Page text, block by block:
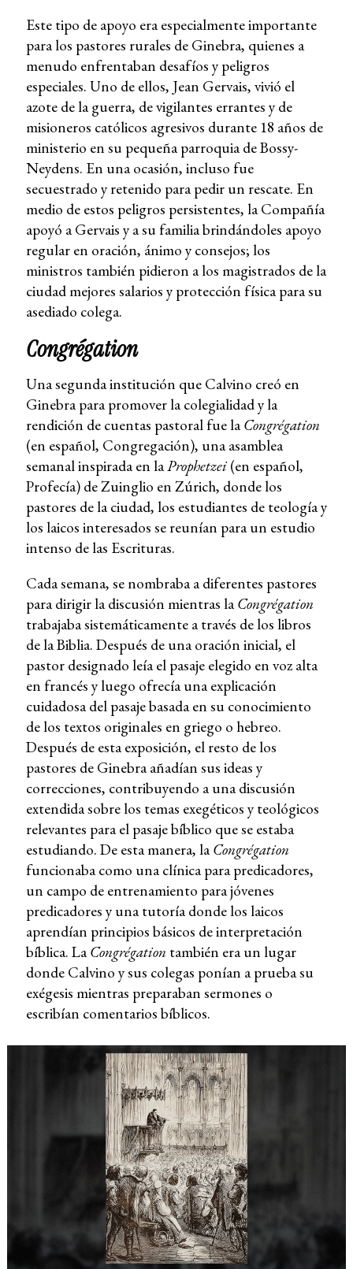
Este tipo de apoyo era especialmente importante
para los pastores rurales de Ginebra, quienes a
menudo enfrentaban desafíos y peligros
especiales. Uno de ellos, Jean Gervais, vivió el
azote de la guerra, de vigilantes errantes y de
misioneros católicos agresivos durante 18 años de
ministerio en su pequeña parroquia de Bossy-
Neydens. En una ocasión, incluso fue
secuestrado y retenido para pedir un rescate. En
medio de estos peligros persistentes, la Compañía
apoyó a Gervais y a su familia brindándoles apoyo
regular en oración, ánimo y consejos; los
ministros también pidieron a los magistrados de la
ciudad mejores salarios y protección física para su
asediado colega.
Congrégation
Una segunda institución que Calvino creó en
Ginebra para promover la colegialidad y la
rendición de cuentas pastoral fue la Congrégation
(en español, Congregación), una asamblea
semanal inspirada en laProphetzei(en español,
Profecía) de Zuinglio en Zúrich, donde los
pastores de la ciudad, los estudiantes de teología y
los laicos interesados se reunían para un estudio
intenso de las Escrituras.
Cada semana, se nombraba a diferentes pastores
para dirigir la discusión mientras la Congrégation
trabajaba sistemáticamente a través de los libros
de la Biblia. Después de una oración inicial, el
pastor designado leía el pasaje elegido en voz alta
en francés y luego ofrecía una explicación
cuidadosa del pasaje basada en su conocimiento
de los textos originales en griego o hebreo.
Después de esta exposición, el resto de los
pastores de Ginebra añadían sus ideas y
correcciones, contribuyendo a una discusión
extendida sobre los temas exegéticos y teológicos
relevantes para el pasaje bíblico que se estaba
estudiando. De esta manera, la Congrégation
funcionaba como una clínica para predicadores,
un campo de entrenamiento para jóvenes
predicadores y una tutoría donde los laicos
aprendían principios básicos de interpretación
bíblica. La Congrégationtambién era un lugar
donde Calvino y sus colegas ponían a prueba su
exégesis mientras preparaban sermones o
escribían comentarios bíblicos.